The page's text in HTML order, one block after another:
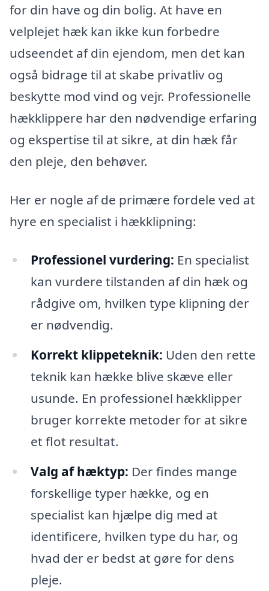
for din have og din bolig. At have en
velplejet hæk kan ikke kun forbedre
udseendet af din ejendom, men det kan
også bidrage til at skabe privatliv og
beskytte mod vind og vejr. Professionelle
hækklippere har den nødvendige erfaring
og ekspertise til at sikre, at din hæk får
den pleje, den behøver.
Her er nogle af de primære fordele ved at
hyre en specialist i hækklipning:
Professionel vurdering: En specialist
kan vurdere tilstanden af din hæk og
rådgive om, hvilken type klipning der
er nødvendig.
Korrekt klippeteknik: Uden den rette
teknik kan hække blive skæve eller
usunde. En professionel hækklipper
bruger korrekte metoder for at sikre
et flot resultat.
Valg af hæktyp: Der findes mange
forskellige typer hække, og en
specialist kan hjælpe dig med at
identificere, hvilken type du har, og
hvad der er bedst at gøre for dens
pleje.